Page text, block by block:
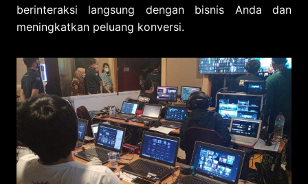
berinteraksi langsung dengan bisnis Anda dan
meningkatkan peluang konversi.